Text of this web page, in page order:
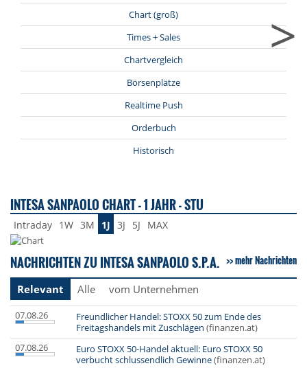
Chart (groß)
Times + Sales
Chartvergleich
Börsenplätze
Realtime Push
Orderbuch
Historisch
>
INTESA SANPAOLO CHART - 1 JAHR - STU
Intraday 1W 3M 1J 3J 5J MAX
NACHRICHTEN ZU INTESA SANPAOLO S.P.A. mehr Nachrichten
Relevant Alle vom Unternehmen
07.08.26
Freundlicher Handel: STOXX 50 zum Ende des
Freitagshandels mit Zuschlägen (finanzen.at)
07.08.26
Euro STOXX 50-Handel aktuell: Euro STOXX 50
verbucht schlussendlich Gewinne(finanzen.at)